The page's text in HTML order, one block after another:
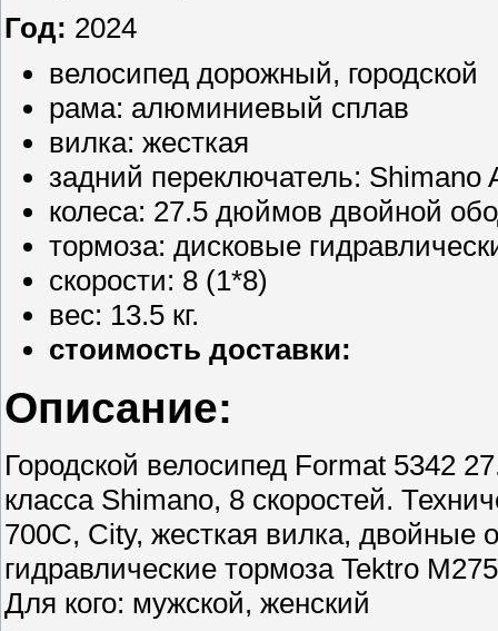
Год: 2024
велосипед дорожный, городской
рама: алюминиевый сплав
вилка: жесткая
задний переключатель: Shimano
колеса: 27.5 дюймов двойной
тормоза: дисковые
скорости: 8 (1*8)
вес: 13.5 кг.
стоимость доставки:
Описание:
Городской велосипед Format 5342
класса Shimano, 8 скоростей.
700C, City, жесткая вилка, двойные
гидравлические тормоза Tektro
Для кого: мужской, женский